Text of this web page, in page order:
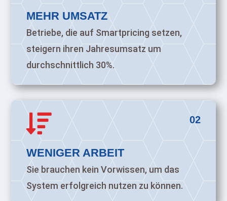
MEHR UMSATZ
Betriebe, die auf Smartpricing setzen,
steigern ihren Jahresumsatz um
durchschnittlich 30%.
02

WENIGER ARBEIT
Sie brauchen kein Vorwissen, um das
System erfolgreich nutzen zu können.